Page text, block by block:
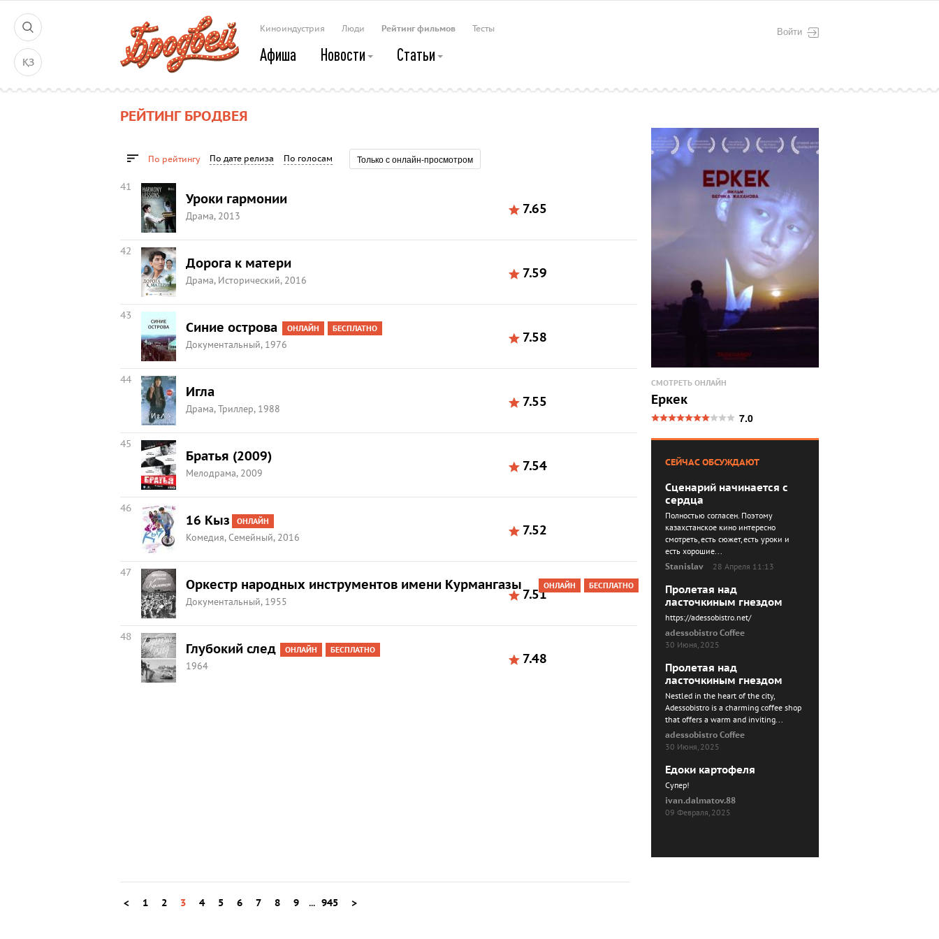
ҚЗ
Войти
Киноиндустрия Люди Рейтинг фильмов Тесты
Афиша Новости Статьи
РЕЙТИНГ БРОДВЕЯ
По рейтингу По дате релиза По голосам Только с онлайн-просмотром
7.65
41
Уроки гармонии
Драма, 2013
7.59
42
Дорога к матери
Драма, Исторический, 2016
7.58
43
Синие острова ОНЛАЙН БЕСПЛАТНО
Документальный, 1976
7.55
44
Игла
Драма, Триллер, 1988
7.54
45
Братья (2009)
Мелодрама, 2009
7.52
46
16 Кыз ОНЛАЙН
Комедия, Семейный, 2016
7.51
47
Оркестр народных инструментов имени Курмангазы ОНЛАЙН БЕСПЛАТНО
Документальный, 1955
7.48
48
Глубокий след ОНЛАЙН БЕСПЛАТНО
1964
СМОТРЕТЬ ОНЛАЙН
Еркек
7.0
СЕЙЧАС ОБСУЖДАЮТ
Сценарий начинается с
сердца
Полностью согласен. Поэтому
казахстанское кино интересно
смотреть, есть сюжет, есть уроки и
есть хорошие...
Stanislav
28 Апреля 11:13
Пролетая над
ласточкиным гнездом
https://adessobistro.net/
adessobistro Coffee
30 Июня, 2025
Пролетая над
ласточкиным гнездом
Nestled in the heart of the city,
Adessobistro is a charming coffee shop
that offers a warm and inviting...
adessobistro Coffee
30 Июня, 2025
Едоки картофеля
Cупер!
ivan.dalmatov.88
09 Февраля, 2025
< 1 2 3 4 5 6 7 8 9 ... 945 >